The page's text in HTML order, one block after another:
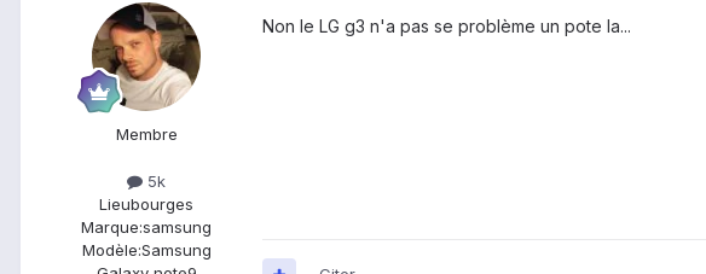
Membre
5k
Lieubourges
Marque:samsung
Modèle:Samsung
Non le LG g3 n'a pas se problème un pote la...